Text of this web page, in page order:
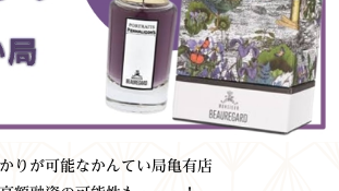
りが可能なかんてい局亀有店